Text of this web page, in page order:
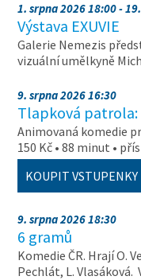
1. srpna 2026 18:00 -
Výstava EXUVIE
Galerie Nemezis
vizuální umělkyně
9. srpna 2026 16:30
Tlapková
Animovaná komedie
150 Kč • 88 minut •
KOUPIT VSTUPENKY
9. srpna 2026 18:30
6 gramů
Komedie ČR. Hrají O.
Pechlát, L. Vlasáková.